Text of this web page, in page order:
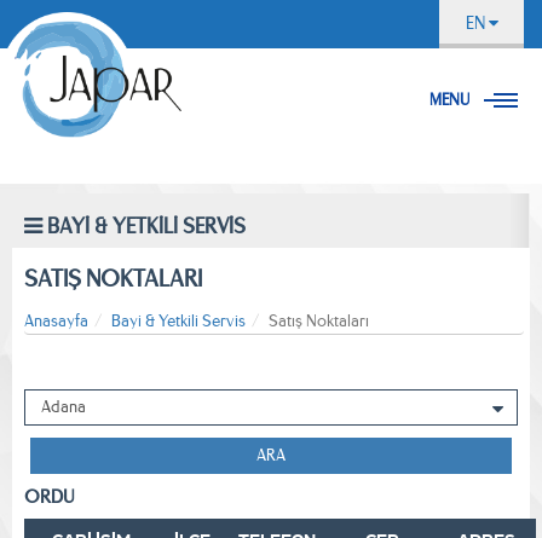
EN
MENU
BAYİ & YETKİLİ SERVİS
SATIŞ NOKTALARI
Anasayfa Bayi & Yetkili Servis Satış Noktaları
ARA
ORDU